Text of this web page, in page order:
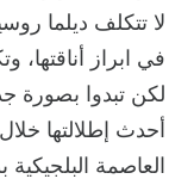
في ابراز أناقتها،
لكن تبدوا بصورة
أحدث إطلالتها خلال
العاصمة